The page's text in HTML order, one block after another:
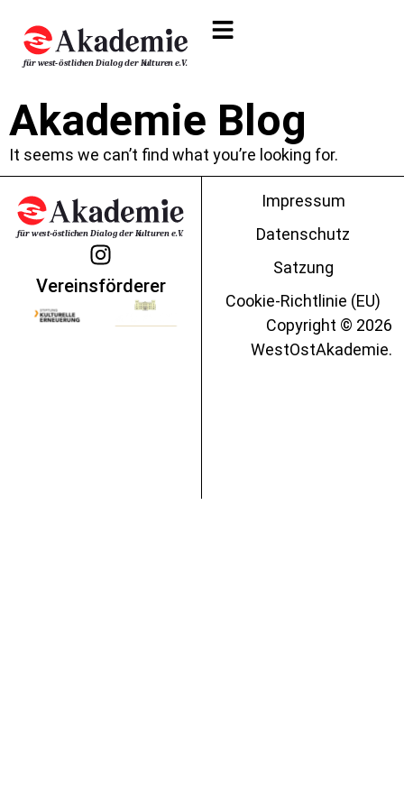
Akademie Blog
It seems we can’t find what you’re looking for.
Vereinsförderer
Impressum
Datenschutz
Satzung
Cookie-Richtlinie (EU)
Copyright © 2026
WestOstAkademie.